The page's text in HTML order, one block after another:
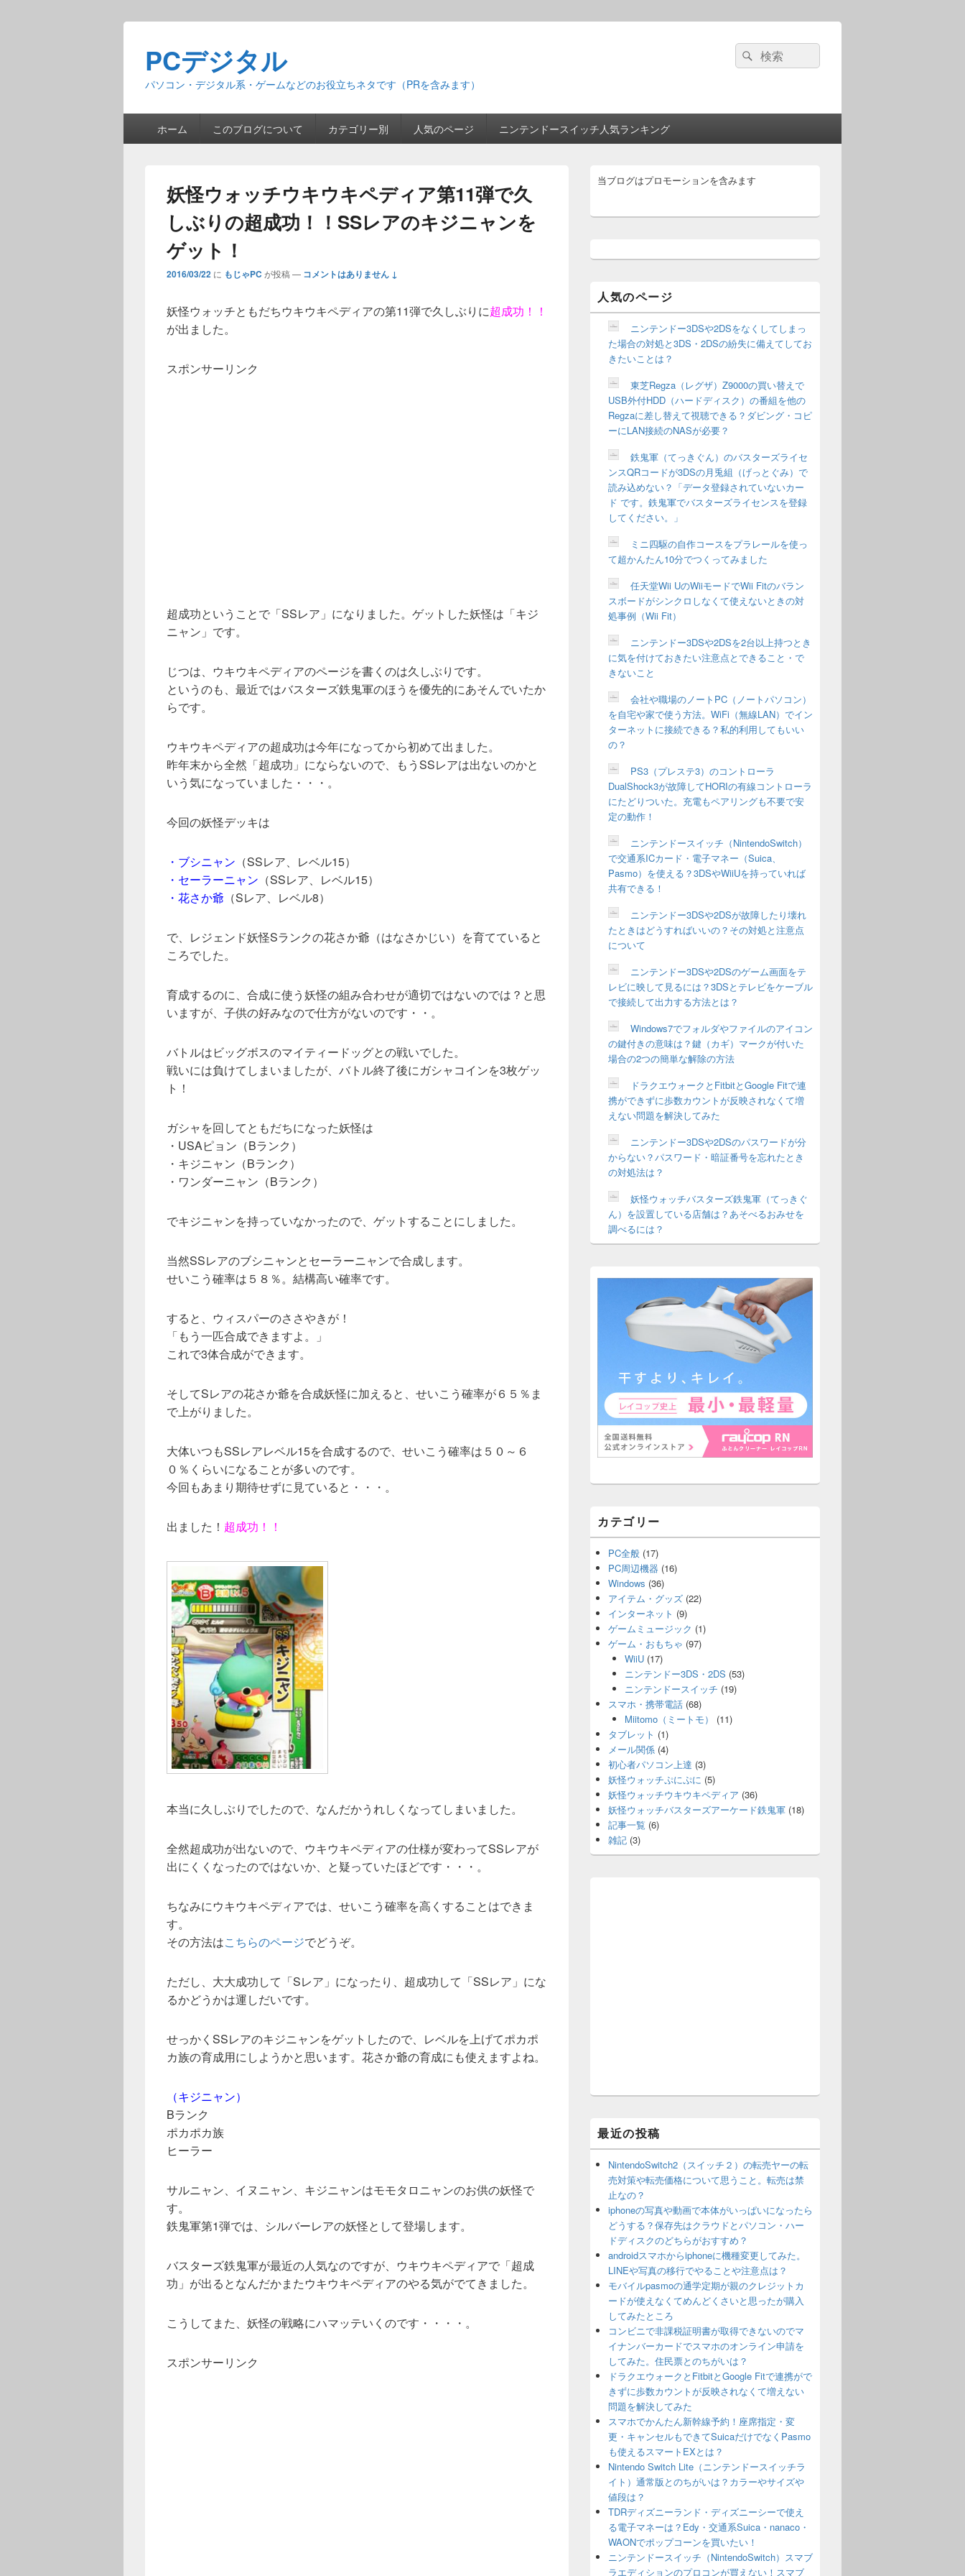
PCデジタル
パソコン・デジタル系・ゲームなどのお役立ちネタです（PRを含みます）
検
索:
検
索
ホーム このブログについて カテゴリー別 人気のページ ニンテンドースイッチ人気ランキング
妖怪ウォッチウキウキペディア第11弾で久
しぶりの超成功！！SSレアのキジニャンを
ゲット！
2016/03/22 に もじゃPC が投稿 — コメントはありません ↓
妖怪ウォッチともだちウキウキペディアの第11弾で久しぶりに超成功！！
が出ました。
スポンサーリンク
超成功ということで「SSレア」になりました。ゲットした妖怪は「キジ
ニャン」です。
じつは、ウキウキペディアのページを書くのは久しぶりです。
というのも、最近ではバスターズ鉄鬼軍のほうを優先的にあそんでいたか
らです。
ウキウキペディアの超成功は今年になってから初めて出ました。
昨年末から全然「超成功」にならないので、もうSSレアは出ないのかと
いう気になっていました・・・。
今回の妖怪デッキは
・ブシニャン （SSレア、レベル15）
・セーラーニャン （SSレア、レベル15）
・花さか爺 （Sレア、レベル8）
で、レジェンド妖怪Sランクの花さか爺（はなさかじい）を育てていると
ころでした。
育成するのに、合成に使う妖怪の組み合わせが適切ではないのでは？と思
いますが、子供の好みなので仕方がないのです・・。
バトルはビッグボスのマイティードッグとの戦いでした。
戦いには負けてしまいましたが、バトル終了後にガシャコインを3枚ゲッ
ト！
ガシャを回してともだちになった妖怪は
・USAピョン（Bランク）
・キジニャン（Bランク）
・ワンダーニャン（Bランク）
でキジニャンを持っていなかったので、ゲットすることにしました。
当然SSレアのブシニャンとセーラーニャンで合成します。
せいこう確率は５８％。結構高い確率です。
すると、ウィスパーのささやきが！
「もう一匹合成できますよ。」
これで3体合成ができます。
そしてSレアの花さか爺を合成妖怪に加えると、せいこう確率が６５％ま
で上がりました。
大体いつもSSレアレベル15を合成するので、せいこう確率は５０～６
０％くらいになることが多いのです。
今回もあまり期待せずに見ていると・・・。
出ました！ 超成功！！
本当に久しぶりでしたので、なんだかうれしくなってしまいました。
全然超成功が出ないので、ウキウキペディアの仕様が変わってSSレアが
出にくくなったのではないか、と疑っていたほどです・・・。
ちなみにウキウキペディアでは、せいこう確率を高くすることはできま
す。
その方法はこちらのページでどうぞ。
ただし、大大成功して「Sレア」になったり、超成功して「SSレア」にな
るかどうかは運しだいです。
せっかくSSレアのキジニャンをゲットしたので、レベルを上げてポカポ
カ族の育成用にしようかと思います。花さか爺の育成にも使えますよね。
（キジニャン）
Bランク
ポカポカ族
ヒーラー
サルニャン、イヌニャン、キジニャンはモモタロニャンのお供の妖怪で
す。
鉄鬼軍第1弾では、シルバーレアの妖怪として登場します。
バスターズ鉄鬼軍が最近の人気なのですが、ウキウキペディアで「超成
功」が出るとなんだかまたウキウキペディアのやる気がでてきました。
こうしてまた、妖怪の戦略にハマッテいくのです・・・・。
スポンサーリンク
イ
ー
ジ
ェ
当ブログはプロモーションを含みます
人気のページ
ニンテンドー3DSや2DSをなくしてしまっ
た場合の対処と3DS・2DSの紛失に備えてしてお
きたいことは？
東芝Regza（レグザ）Z9000の買い替えで
USB外付HDD（ハードディスク）の番組を他の
Regzaに差し替えて視聴できる？ダビング・コピ
ーにLAN接続のNASが必要？
鉄鬼軍（てっきぐん）のバスターズライセ
ンスQRコードが3DSの月兎組（げっとぐみ）で
読み込めない？「データ登録されていないカー
ド です。鉄鬼軍でバスターズライセンスを登録
してください。」
ミニ四駆の自作コースをプラレールを使っ
て超かんたん10分でつくってみました
任天堂Wii UのWiiモードでWii Fitのバラン
スボードがシンクロしなくて使えないときの対
処事例（Wii Fit）
ニンテンドー3DSや2DSを2台以上持つとき
に気を付けておきたい注意点とできること・で
きないこと
会社や職場のノートPC（ノートパソコン）
を自宅や家で使う方法。WiFi（無線LAN）でイン
ターネットに接続できる？私的利用してもいい
の？
PS3（プレステ3）のコントローラ
DualShock3が故障してHORIの有線コントローラ
にたどりついた。充電もペアリングも不要で安
定の動作！
ニンテンドースイッチ（NintendoSwitch）
で交通系ICカード・電子マネー（Suica、
Pasmo）を使える？3DSやWiiUを持っていれば
共有できる！
ニンテンドー3DSや2DSが故障したり壊れ
たときはどうすればいいの？その対処と注意点
について
ニンテンドー3DSや2DSのゲーム画面をテ
レビに映して見るには？3DSとテレビをケーブル
で接続して出力する方法とは？
Windows7でフォルダやファイルのアイコン
の鍵付きの意味は？鍵（カギ）マークが付いた
場合の2つの簡単な解除の方法
ドラクエウォークとFitbitとGoogle Fitで連
携ができずに歩数カウントが反映されなくて増
えない問題を解決してみた
ニンテンドー3DSや2DSのパスワードが分
からない？パスワード・暗証番号を忘れたとき
の対処法は？
妖怪ウォッチバスターズ鉄鬼軍（てっきぐ
ん）を設置している店舗は？あそべるおみせを
調べるには？
カテゴリー
PC全般 (17)
PC周辺機器 (16)
Windows (36)
アイテム・グッズ (22)
インターネット (9)
ゲームミュージック (1)
ゲーム・おもちゃ (97)
WiiU(17)
ニンテンドー3DS・2DS (53)
ニンテンドースイッチ (19)
スマホ・携帯電話 (68)
Miitomo（ミートモ）
(11)
タブレット (1)
メール関係 (4)
初心者パソコン上達 (3)
妖怪ウォッチぷにぷに (5)
妖怪ウォッチウキウキペディア (36)
妖怪ウォッチバスターズアーケード鉄鬼軍 (18)
記事一覧 (6)
雑記 (3)
最近の投稿
NintendoSwitch2（スイッチ２）の転売ヤーの転
売対策や転売価格について思うこと。転売は禁
止なの？
iphoneの写真や動画で本体がいっぱいになったら
どうする？保存先はクラウドとパソコン・ハー
ドディスクのどちらがおすすめ？
androidスマホからiphoneに機種変更してみた。
LINEや写真の移行でやることや注意点は？
モバイルpasmoの通学定期が親のクレジットカ
ードが使えなくてめんどくさいと思ったが購入
してみたところ
コンビニで非課税証明書が取得できないのでマ
イナンバーカードでスマホのオンライン申請を
してみた。住民票とのちがいは？
ドラクエウォークとFitbitとGoogle Fitで連携がで
きずに歩数カウントが反映されなくて増えない
問題を解決してみた
スマホでかんたん新幹線予約！座席指定・変
更・キャンセルもできてSuicaだけでなくPasmo
も使えるスマートEXとは？
Nintendo Switch Lite（ニンテンドースイッチラ
イト）通常版とのちがいは？カラーやサイズや
値段は？
TDRディズニーランド・ディズニーシーで使え
る電子マネーは？Edy・交通系Suica・nanaco・
WAONでポップコーンを買いたい！
ニンテンドースイッチ（NintendoSwitch）スマブ
ラエディションのプロコンが買えない！スマブ